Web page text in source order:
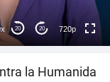
20 20 720p
la Humanida